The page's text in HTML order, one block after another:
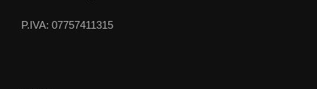
P.IVA: 07757411315